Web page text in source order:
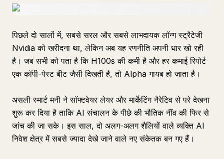
पिछले दो सालों में, सबसे सरल और सबसे लाभदायक लॉन्ग स्ट्रैटेजी
Nvidia को खरीदना था, लेकिन अब यह रणनीति अपनी धार खो रही
है। जब सभी को पता है कि H100s की कमी है और हर कमाई रिपोर्ट
एक कॉपी-पेस्ट बीट जैसी दिखती है, तो Alpha गायब हो जाता है।
असली स्मार्ट मनी ने सॉफ्टवेयर लेयर और मार्केटिंग नैरेटिव से परे देखना
शुरू कर दिया है ताकि AI संचालन के पीछे की भौतिक नींव की फिर से
जांच की जा सके। इस साल, दो अलग-अलग शैलियों वाले व्यक्ति AI
निवेश क्षेत्र में सबसे ज्यादा देखे जाने वाले नए संकेतक बन गए हैं।